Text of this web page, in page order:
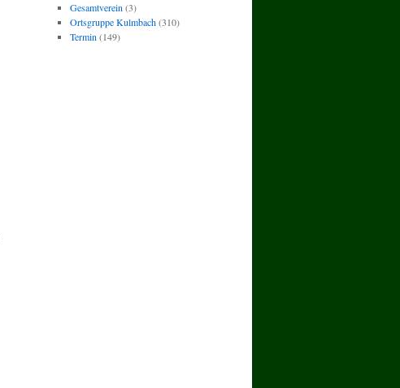
Gesamtverein (3)
Ortsgruppe Kulmbach(310)
Termin (149)